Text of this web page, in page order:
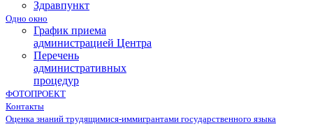
Здравпункт
Одно окно
График приема
администрацией Центра
Перечень
административных
процедур
ФОТОПРОЕКТ
Контакты
Оценка знаний трудящимися-иммигрантами государственного языка